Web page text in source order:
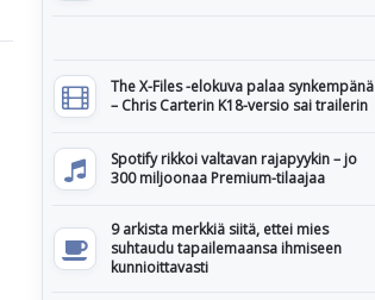
The X-Files -elokuva palaa synkempänä
– Chris Carterin K18-versio sai trailerin
Spotify rikkoi valtavan rajapyykin – jo
300 miljoonaa Premium-tilaajaa
9 arkista merkkiä siitä, ettei mies
suhtaudu tapailemaansa ihmiseen
kunnioittavasti